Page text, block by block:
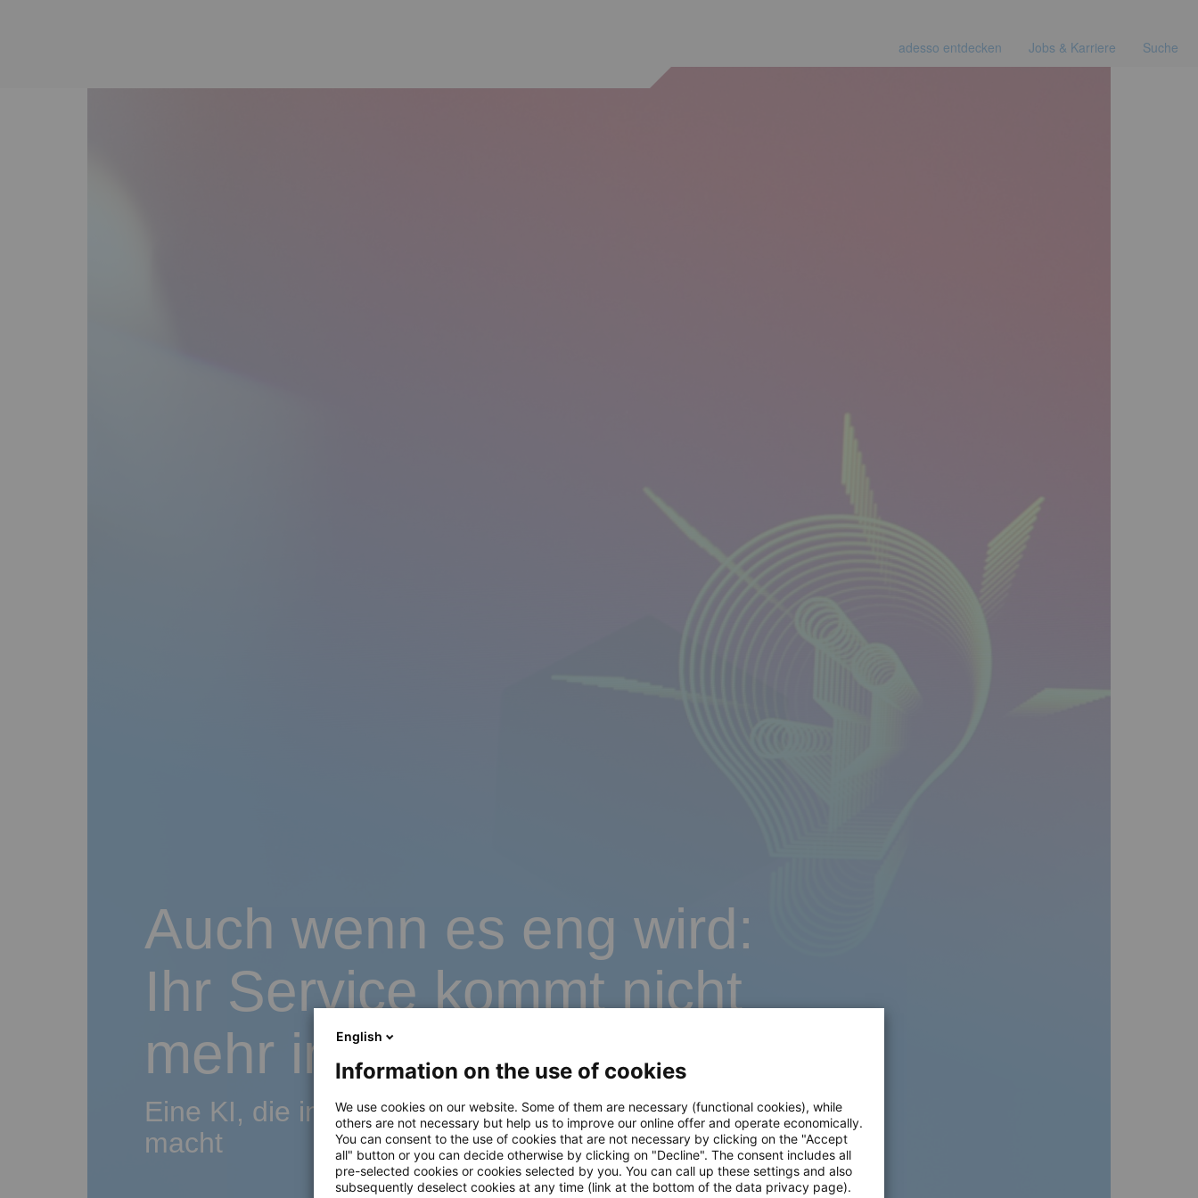
adesso entdecken Jobs & Karriere Suche
Auch wenn es eng wird:
Ihr Service kommt nicht
mehr ins Schwitzen
Eine KI, die in Spitzenzeiten einen Spitzenjob
macht
English
Information on the use of cookies
We use cookies on our website. Some of them are necessary (functional cookies), while
others are not necessary but help us to improve our online offer and operate economically.
You can consent to the use of cookies that are not necessary by clicking on the "Accept
all" button or you can decide otherwise by clicking on "Decline". The consent includes all
pre-selected cookies or cookies selected by you. You can call up these settings and also
subsequently deselect cookies at any time (link at the bottom of the data privacy page).